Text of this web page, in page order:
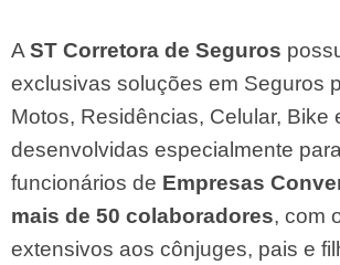
A ST Corretora de Seguros
exclusivas soluções em Seguros
Motos, Residências, Celular, Bike
desenvolvidas especialmente
funcionários de Empresas
mais de 50 colaboradores, com
extensivos aos cônjuges, pais e